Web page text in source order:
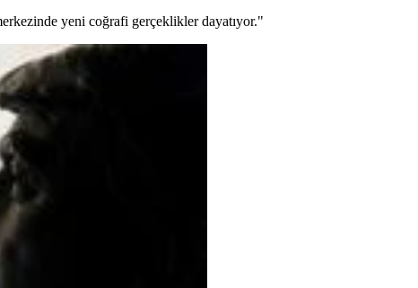
yeni coğrafi gerçeklikler dayatıyor."